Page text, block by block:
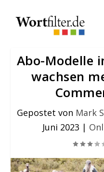
Abo-Modelle
wachsen
Gepostet von Mark
Juni 2023 |